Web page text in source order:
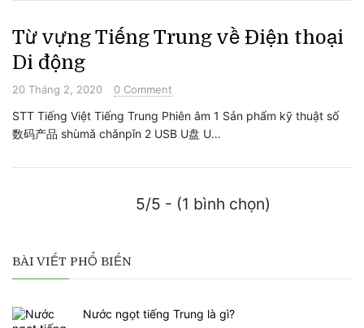
Từ vựng Tiếng Trung về Điện thoại
Di động
20 Tháng 2, 2020 0 Comment
STT Tiếng Việt Tiếng Trung Phiên âm 1 Sản phẩm kỹ thuật số
数码产品 shùmǎ chǎnpǐn 2 USB U盘 U…
5/5 - (1 bình chọn)
BÀI VIẾT PHỔ BIẾN
Nước ngọt tiếng Trung là gì?